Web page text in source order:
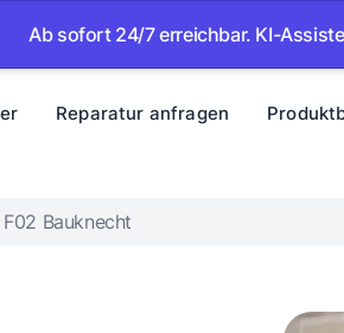
24/7 erreichbar. KI-Assistent
Reparatur anfragen
F02 Bauknecht